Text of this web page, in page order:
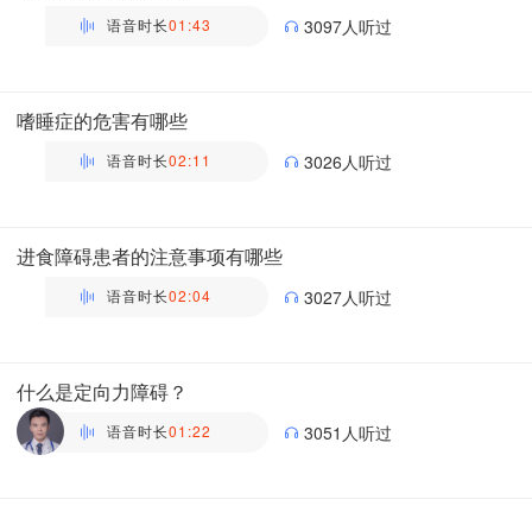
语音时长01:43 3097人听过
嗜睡症的危害有哪些
语音时长02:11 3026人听过
进食障碍患者的注意事项有哪些
语音时长02:04 3027人听过
什么是定向力障碍？
语音时长01:22 3051人听过